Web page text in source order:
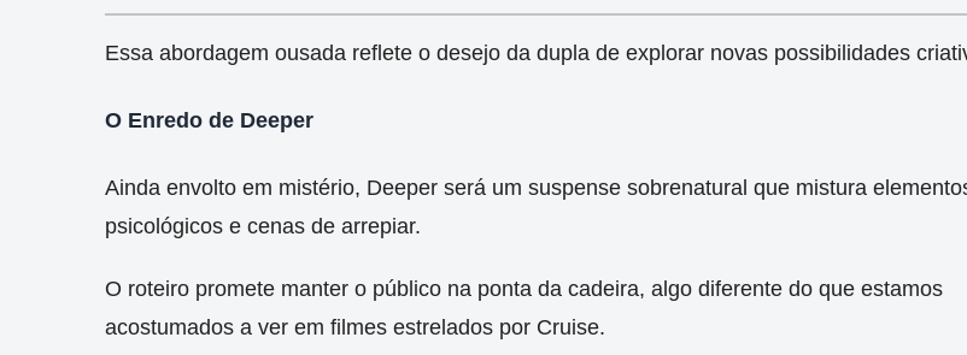
Essa abordagem ousada reflete o desejo da dupla de explorar novas possibilidades
O Enredo de Deeper
Ainda envolto em mistério, Deeper será um suspense sobrenatural que mistura
psicológicos e cenas de arrepiar.
O roteiro promete manter o público na ponta da cadeira, algo diferente do que estamos
acostumados a ver em filmes estrelados por Cruise.